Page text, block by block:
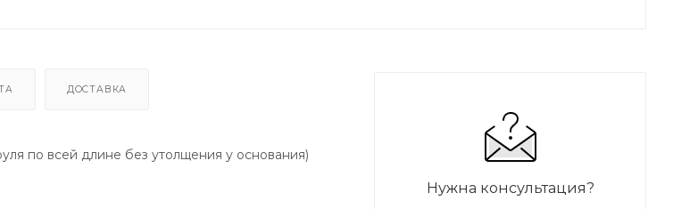
ДОСТАВКА
по всей длине без утолщения у основания)
Нужна консультация?